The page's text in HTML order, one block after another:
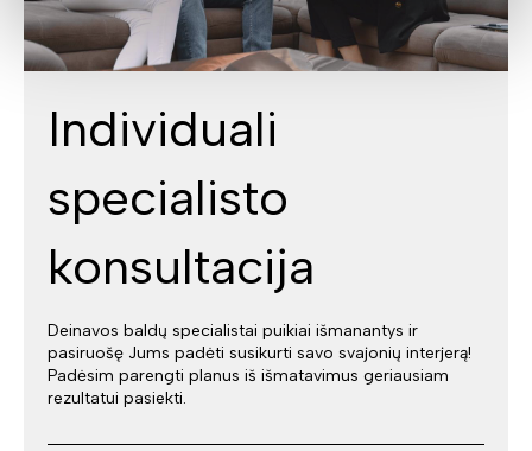
Individuali
specialisto
konsultacija
Deinavos baldų specialistai puikiai išmanantys ir
pasiruošę Jums padėti susikurti savo svajonių interjerą!
Padėsim parengti planus iš išmatavimus geriausiam
rezultatui pasiekti.